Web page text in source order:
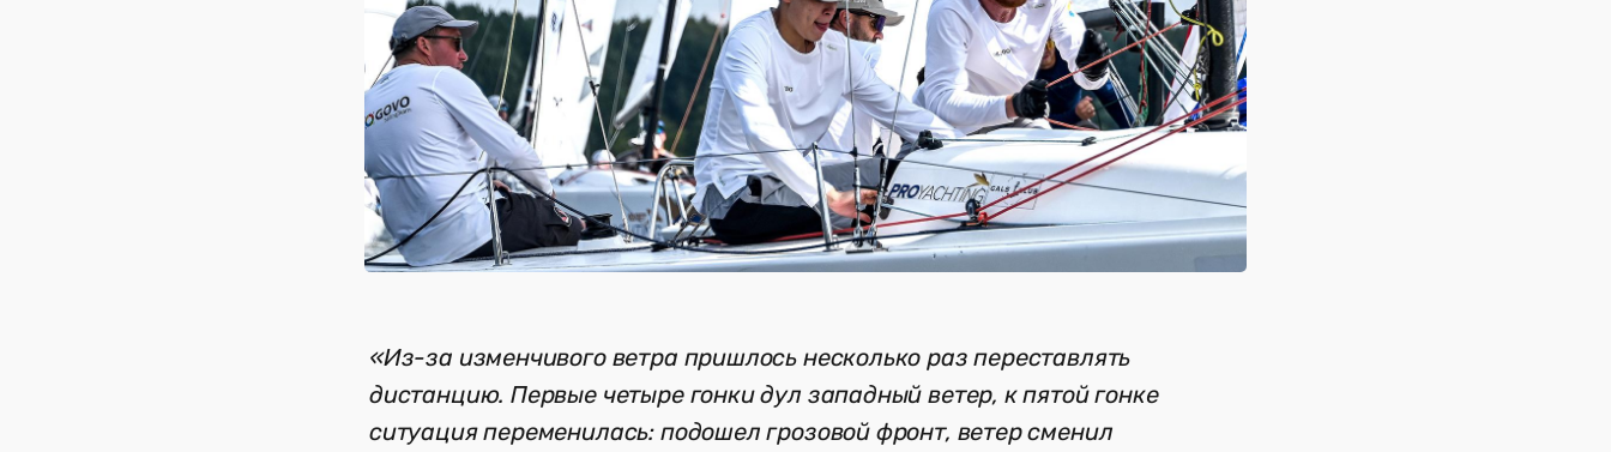
«Из-за изменчивого ветра пришлось несколько раз переставлять
дистанцию. Первые четыре гонки дул западный ветер, к пятой гонке
ситуация переменилась: подошел грозовой фронт, ветер сменил